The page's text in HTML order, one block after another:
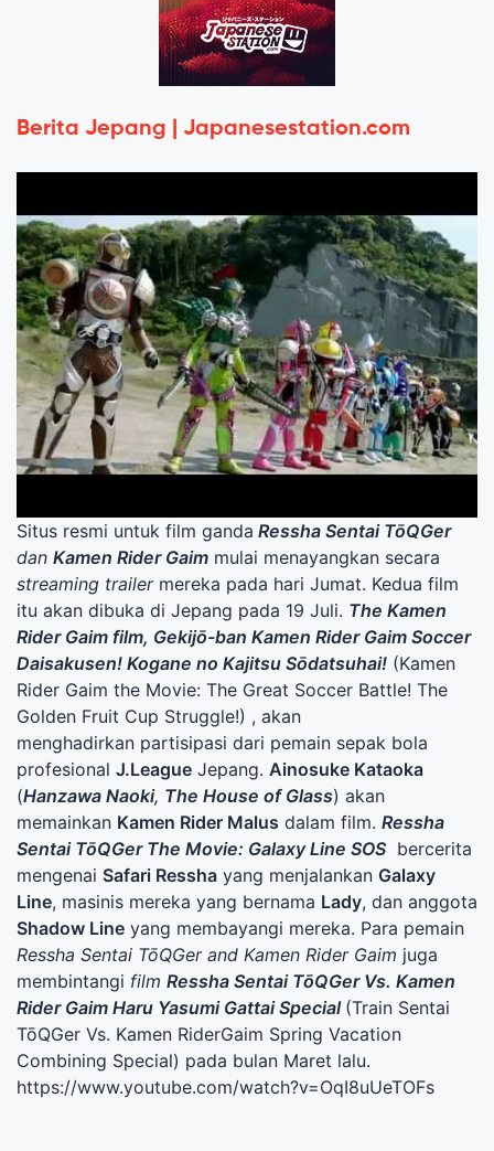
Berita Jepang | Japanesestation.com
Situs resmi untuk film ganda Ressha Sentai TōQGer
dan Kamen Rider Gaim mulai menayangkan secara
streaming trailermereka pada hari Jumat. Kedua film
itu akan dibuka di Jepang pada 19 Juli. The Kamen
Rider Gaim film, Gekijō-ban Kamen Rider Gaim Soccer
Daisakusen! Kogane no Kajitsu Sōdatsuhai! (Kamen
Rider Gaim the Movie: The Great Soccer Battle! The
Golden Fruit Cup Struggle!) , akan
menghadirkan partisipasi dari pemain sepak bola
profesional J.League Jepang. Ainosuke Kataoka
(Hanzawa Naoki, The House of Glass) akan
memainkan Kamen Rider Malus dalam film. Ressha
Sentai TōQGer The Movie: Galaxy Line SOS bercerita
mengenai Safari Ressha yang menjalankan Galaxy
Line, masinis mereka yang bernama Lady, dan anggota
Shadow Line yang membayangi mereka. Para pemain
Ressha Sentai TōQGer and Kamen Rider Gaim juga
membintangi film Ressha Sentai TōQGer Vs. Kamen
Rider Gaim Haru Yasumi Gattai Special (Train Sentai
TōQGer Vs. Kamen RiderGaim Spring Vacation
Combining Special) pada bulan Maret lalu.
https://www.youtube.com/watch?v=OqI8uUeTOFs